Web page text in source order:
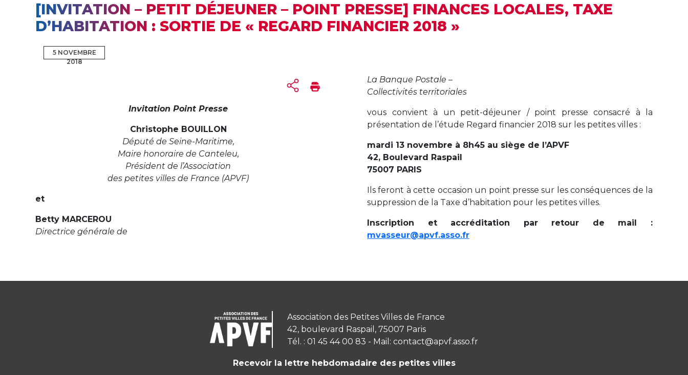
[INVITATION – PETIT DÉJEUNER – POINT PRESSE] FINANCES LOCALES, TAXE
D’HABITATION : SORTIE DE « REGARD FINANCIER 2018 »
5 NOVEMBRE
2018
Invitation Point Presse
Christophe BOUILLON
Député de Seine-Maritime,
Maire honoraire de Canteleu,
Président de l’Association
des petites villes de France (APVF)
et
Betty MARCEROU
Directrice générale de
La Banque Postale –
Collectivités territoriales
vous convient à un petit-déjeuner / point presse consacré à la
présentation de l’étude Regard financier 2018 sur les petites villes :
mardi 13 novembre à 8h45 au siège de l’APVF
42, Boulevard Raspail
75007 PARIS
Ils feront à cette occasion un point presse sur les conséquences de la
suppression de la Taxe d’habitation pour les petites villes.
Inscription et accréditation par retour de mail :
mvasseur@apvf.asso.fr
Association des Petites Villes de France
42, boulevard Raspail, 75007 Paris
Tél. : 01 45 44 00 83 - Mail: contact@apvf.asso.fr
Recevoir la lettre hebdomadaire des petites villes